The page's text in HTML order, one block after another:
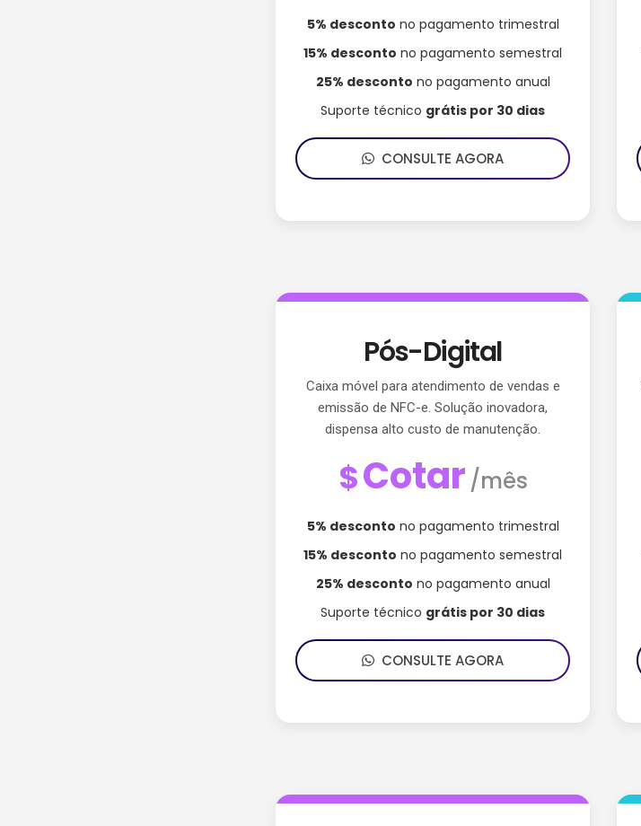
5% desconto no pagamento trimestral
15% desconto no pagamento semestral
25% desconto no pagamento anual
Suporte técnico grátis por 30 dias
CONSULTE AGORA
Pós-Digital
Caixa móvel para atendimento de vendas e
emissão de NFC-e. Solução inovadora,
dispensa alto custo de manutenção.
$Cotar /mês
5% desconto no pagamento trimestral
15% desconto no pagamento semestral
25% desconto no pagamento anual
Suporte técnico grátis por 30 dias
CONSULTE AGORA